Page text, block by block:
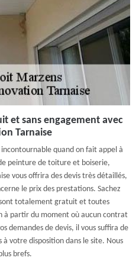
et sans engagement avec
Tarnaise
quand on fait appel à
peinture de toiture et boiserie,
vous offrira des devis très détaillés,
le prix des prestations. Sachez
sont totalement gratuit et toutes
à partir du moment où aucun contrat
demandes de devis, il vous suffira de
votre disposition dans le site. Nous
brefs.